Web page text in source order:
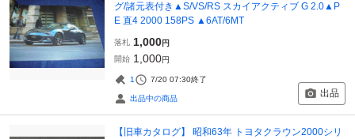
グ/諸元表付き▲S/VS/RS スカイアクティブ G 2.0▲P
E 直4 2000 158PS ▲6AT/6MT
落札 1,000円
開始 1,000円
1 7/20 07:30終了
出品中の商品 出品
【旧車カタログ】 昭和63年 トヨタクラウン2000シリ